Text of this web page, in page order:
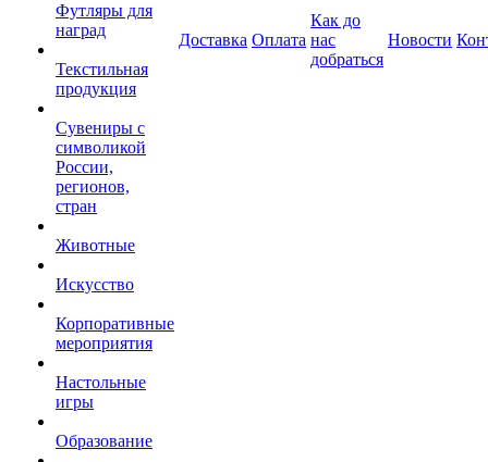
Футляры для
наград
Текстильная
продукция
Сувениры с
символикой
России,
регионов,
стран
Животные
Искусство
Корпоративные
мероприятия
Настольные
игры
Образование
Доставка Оплата
Как до
нас
добраться
Новости